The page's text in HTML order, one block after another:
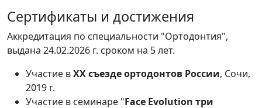
Сертификаты и достижения
Аккредитация по специальности "Ортодонтия",
выдана 24.02.2026 г. сроком на 5 лет.
Участие вXX съезде ортодонтов России, Сочи,
2019 г.
Участие в семинаре "Face Evolution три